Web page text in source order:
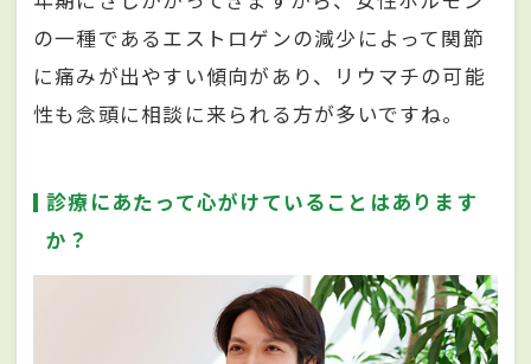
の一種であるエストロゲンの減少によって関節
に痛みが出やすい傾向があり、リウマチの可能
性も念頭に相談に来られる方が多いですね。
診療にあたって心がけていることはあります
か？